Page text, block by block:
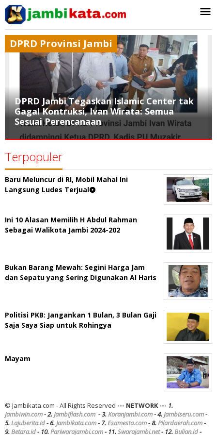
Lewati
konten
DPRD Jambi Tegaskan Islamic Center tak
Gagal Kontruksi, Ivan Wirata: Semua
Sesuai Perencanaan
Provinsi
Jambi
13
Jun
21:10
WIB
DPRD Provinsi Jambi
Terpopuler
Baru Meluncur di RI, Mobil Mahal Ini
Langsung Ludes Terjual
Ini 10 Alasan Memilih H Abdul Rahman
Sebagai Walikota Jambi 2024-202
Bukan Barang Mewah: Segini Harga Jam
dan Sepatu yang Sering Digunakan Al Haris
Politisi PKB: Jangankan 1 Bulan, 3 Bulan Gaji
Saja Saya Siap untuk Rohingya
Mayam
© Jambikata.com - All Rights Reserved --- NETWORK --- 1.
Jambiwin.com- 2.Jambiflash.com - 3.Koranjambi.com- 4.Jambiseru.com-
5.Lajuberita.id- 6.Jambikata.com- 7.Esamesta.com- 8.Pilardaerah.com-
9.Betara.id- 10.Pariwarajambi.com- 11.Swarajambi.net- 12.Bulian.id-